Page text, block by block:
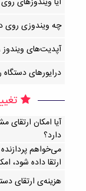
چه ویندوزی روی
آپدیت‌های
درایورهای
آیا امکان
دارد؟
ارتقا داده شود،
هزینه‌ی ارتقای